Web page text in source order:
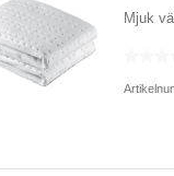
Mjuk